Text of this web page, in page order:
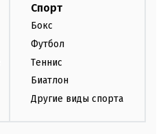
Спорт
Бокс
Футбол
Теннис
Биатлон
Другие виды спорта